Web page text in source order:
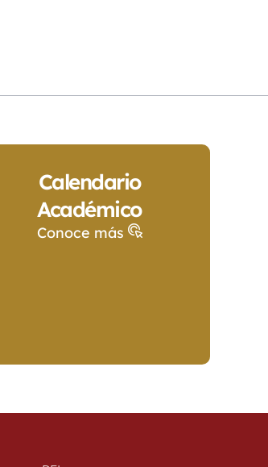
Calendario
Académico
Conoce más